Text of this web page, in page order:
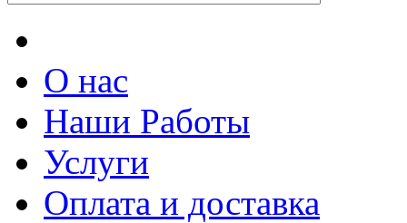
О нас
Наши Работы
Услуги
Оплата и доставка